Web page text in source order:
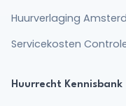
Huurverlaging
Servicekosten
Huurrecht Kennisbank